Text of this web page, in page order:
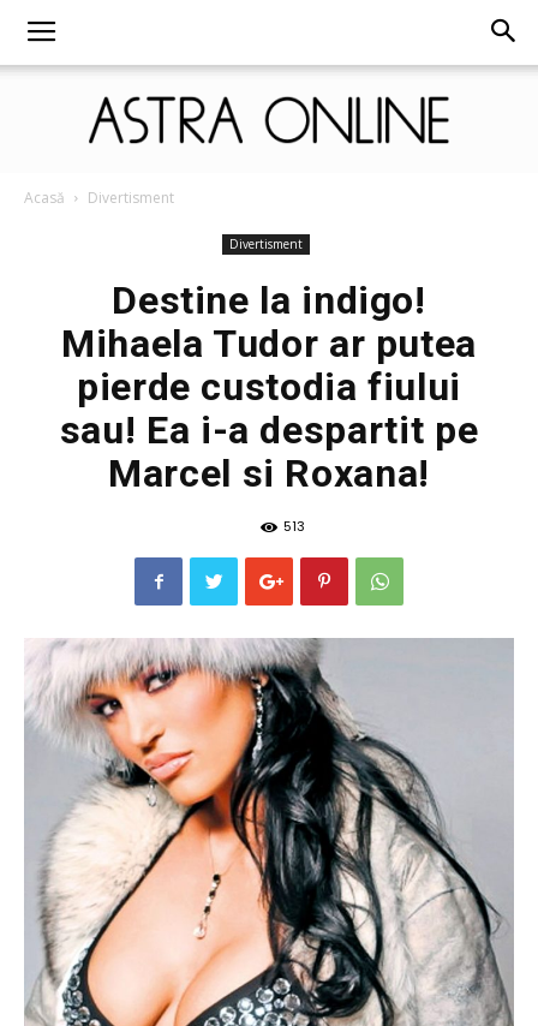
Online
Acasă Divertisment
Divertisment
Destine la indigo!
Mihaela Tudor ar putea
pierde custodia fiului
sau! Ea i-a despartit pe
Marcel si Roxana!
513